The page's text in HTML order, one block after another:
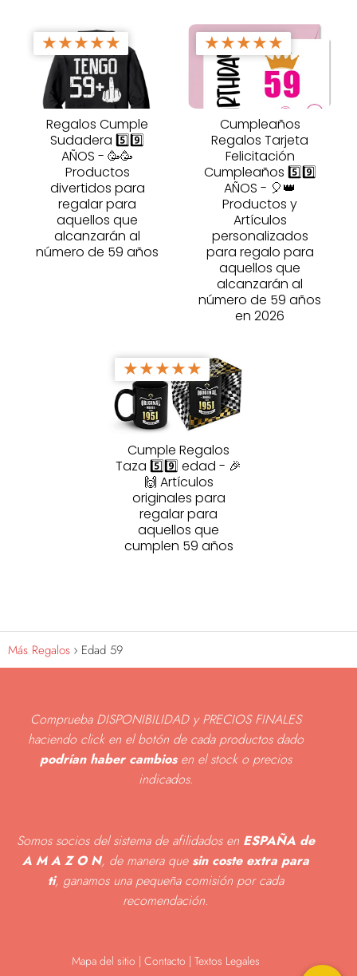
★★★★★
Regalos Cumple
Sudadera 5️⃣9️⃣
AÑOS - 🥳🥳
Productos
divertidos para
regalar para
aquellos que
alcanzarán al
número de 59 años
★★★★★
Cumpleaños
Regalos Tarjeta
Felicitación
Cumpleaños 5️⃣9️⃣
AÑOS - 🎈👑
Productos y
Artículos
personalizados
para regalo para
aquellos que
alcanzarán al
número de 59 años
en 2026
★★★★★
Cumple Regalos
Taza 5️⃣9️⃣ edad - 🎉
🙌 Artículos
originales para
regalar para
aquellos que
cumplen 59 años
Más Regalos Edad 59
Comprueba DISPONIBILIDAD y PRECIOS FINALES
haciendo click en el botón de cada productos dado
podrían haber cambiosen el stock o precios
indicados.
Somos socios del sistema de afilidados en ESPAÑA de
A M A Z O N, de manera que sin coste extra para
ti, ganamos una pequeña comisión por cada
recomendación.
Mapa del sitio | Contacto | Textos Legales